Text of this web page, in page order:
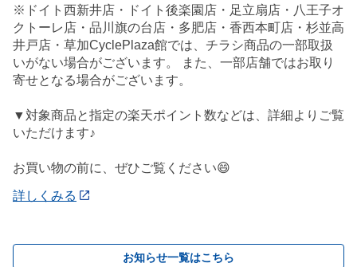
※ドイト西新井店・ドイト後楽園店・足立扇店・八王子オ
クトーレ店・品川旗の台店・多肥店・香西本町店・杉並高
井戸店・草加CyclePlaza館では、チラシ商品の一部取扱
いがない場合がございます。 また、一部店舗ではお取り
寄せとなる場合がございます。
▼対象商品と指定の楽天ポイント数などは、詳細よりご覧
いただけます♪
お買い物の前に、ぜひご覧ください😄
詳しくみる
お知らせ一覧はこちら